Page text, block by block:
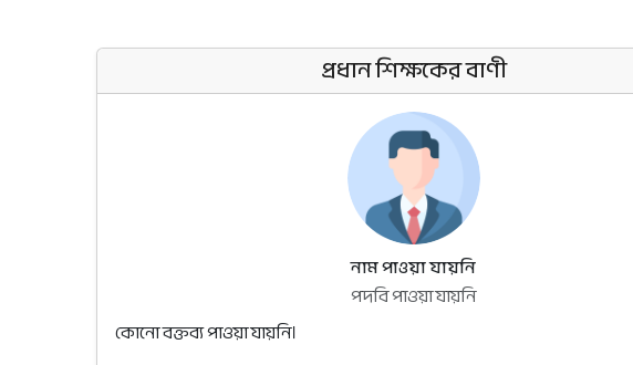
প্রধান শিক্ষকের বাণী
নাম পাওয়া যায়নি
পদবি পাওয়া যায়নি
কোনো বক্তব্য পাওয়া যায়নি।